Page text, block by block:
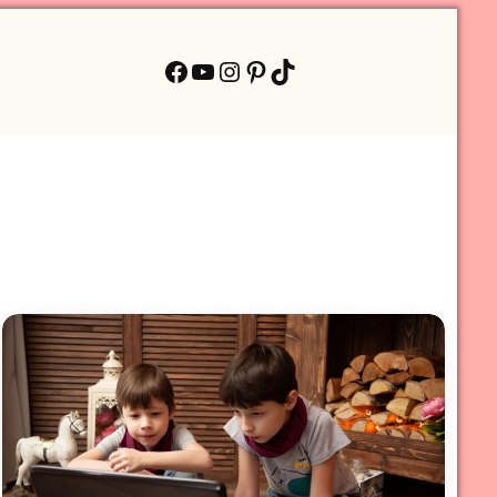
Facebook YouTube Instagram Pinterest TikTok